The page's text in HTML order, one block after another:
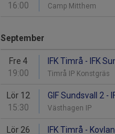
16:00
Camp Mitthem
September
Fre 4
19:00
IFK Timrå - IFK
Timrå IP Konstgräs
Lör 12
15:30
GIF Sundsvall 2 -
Västhagen IP
Lör 26 IFK Timrå -